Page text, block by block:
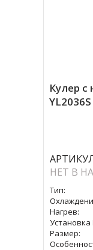
Кулер с
YL2036S
НЕТ В
Тип:
Нагрев:
Установка
Размер: